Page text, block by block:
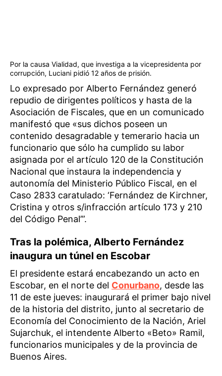
Por la causa Vialidad, que investiga a la vicepresidenta por
corrupción, Luciani pidió 12 años de prisión.
Lo expresado por Alberto Fernández generó
repudio de dirigentes políticos y hasta de la
Asociación de Fiscales, que en un comunicado
manifestó que «sus dichos poseen un
contenido desagradable y temerario hacia un
funcionario que sólo ha cumplido su labor
asignada por el artículo 120 de la Constitución
Nacional que instaura la independencia y
autonomía del Ministerio Público Fiscal, en el
Caso 2833 caratulado: ‘Fernández de Kirchner,
Cristina y otros s/infracción artículo 173 y 210
del Código Penal’”.
Tras la polémica, Alberto Fernández
inaugura un túnel en Escobar
El presidente estará encabezando un acto en
Escobar, en el norte del Conurbano, desde las
11 de este jueves: inaugurará el primer bajo nivel
de la historia del distrito, junto al secretario de
Economía del Conocimiento de la Nación, Ariel
Sujarchuk, el intendente Alberto «Beto» Ramil,
funcionarios municipales y de la provincia de
Buenos Aires.